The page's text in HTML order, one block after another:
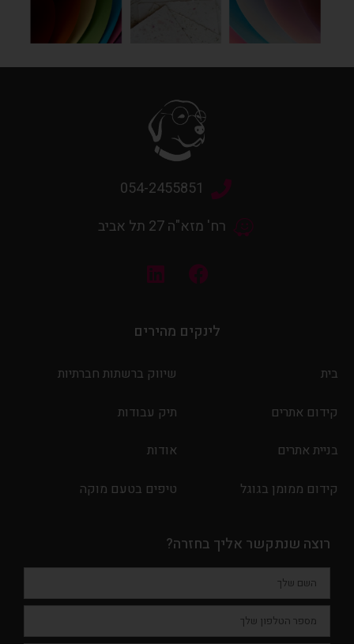
054-2455851
רח' מזא"ה 27 תל אביב
לינקים מהירים
בית
קידום אתרים
בניית אתרים
קידום ממומן בגוגל
שיווק ברשתות חברתיות
תיק עבודות
אודות
טיפים בטעם מוקה
רוצה שנתקשר אליך בחזרה?